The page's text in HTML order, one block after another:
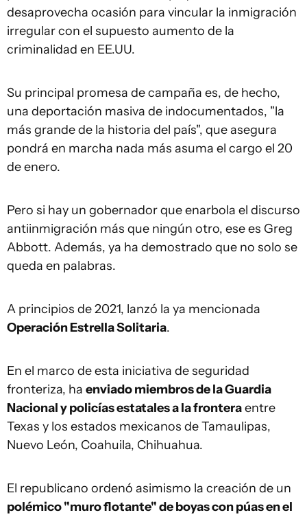
desaprovecha ocasión para vincular la inmigración
irregular con el supuesto aumento de la
criminalidad en EE.UU.
Su principal promesa de campaña es, de hecho,
una deportación masiva de indocumentados, "la
más grande de la historia del país", que asegura
pondrá en marcha nada más asuma el cargo el 20
de enero.
Pero si hay un gobernador que enarbola el discurso
antiinmigración más que ningún otro, ese es Greg
Abbott. Además, ya ha demostrado que no solo se
queda en palabras.
A principios de 2021, lanzó la ya mencionada
Operación Estrella Solitaria.
En el marco de esta iniciativa de seguridad
fronteriza, ha enviado miembros de la Guardia
Nacional y policías estatales a la fronteraentre
Texas y los estados mexicanos de Tamaulipas,
Nuevo León, Coahuila, Chihuahua.
El republicano ordenó asimismo la creación de un
polémico "muro flotante" de boyas con púas en el